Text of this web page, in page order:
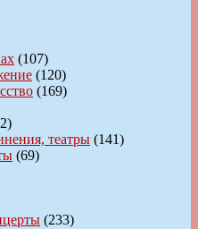
(107)
(120)
(169)
театры (141)
(69)
(233)